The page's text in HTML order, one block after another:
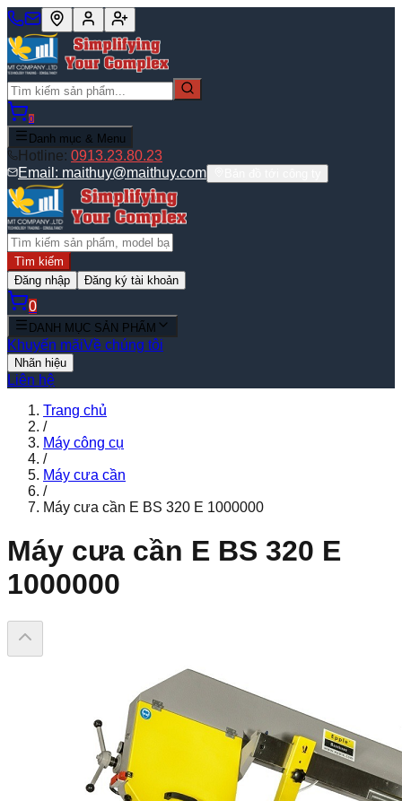
0
Danh mục & Menu
Hotline: 0913.23.80.23
Email: maithuy@maithuy.com
Tìm kiếm
Đăng nhập
Đăng ký tài khoản
0
DANH MỤC SẢN PHẨM
Khuyến mãiVề chúng tôi
Nhãn hiệu
Liên hệ
Trang chủ
/
Máy công cụ
/
Máy cưa cần
/
Máy cưa cần E BS 320 E 1000000
Máy cưa cần E BS 320 E
1000000